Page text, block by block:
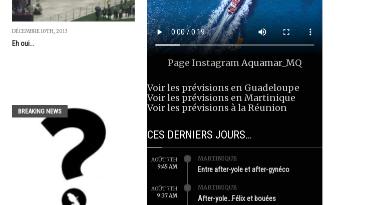
DÉCEMBRE 10TH, 2013
Eh oui...
BREAKING NEWS
Page InstagramAquamar_MQ
Voir les prévisions en Guadeloupe
Voir les prévisions en Martinique
Voir les prévisions à la Réunion
CES DERNIERS JOURS…
AOÛT 7TH
9:45 AM
MARTINIQUE
Entre after-yole et after-gynéco
AOÛT 7TH
9:37 AM
MARTINIQUE
After-yole…Félix et bouées